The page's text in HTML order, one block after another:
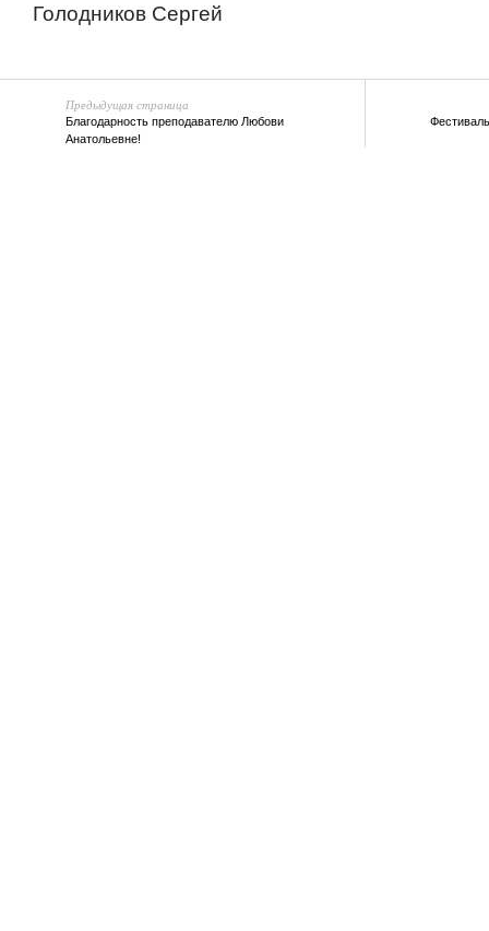
Голодников Сергей
Предыдущая страница
Благодарность преподавателю Любови
Анатольевне!